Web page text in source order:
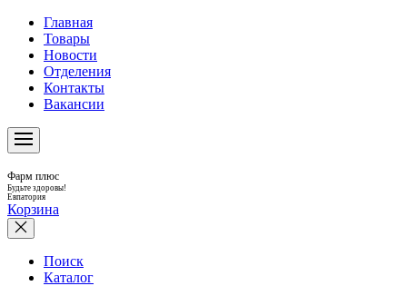
Главная
Товары
Новости
Отделения
Контакты
Вакансии
Фарм плюс
Будьте здоровы!
Евпатория
Корзина
Поиск
Каталог